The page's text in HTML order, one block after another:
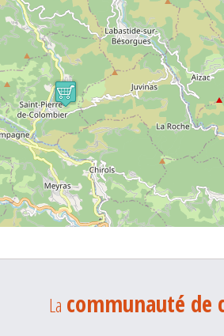
La communauté de